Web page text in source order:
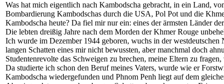
Was hat mich eigentlich nach Kambodscha gebracht, in ein Land,
Bombardierung Kambodschas durch die USA, Pol Pot und die
Kambodscha heute? Da fiel mir nur ein: eines der ärmsten Länder
Die lebten dreißig Jahre nach dem Morden der Khmer Rouge
Ich wurde im Dezember 1944 geboren, wuchs in der
langen Schatten eines mir nicht bewussten, aber manchmal doch
Studentenrevolte das Schweigen zu brechen, meine Eltern zu
Da studierte ich schon den Beruf meines Vaters, wurde wie er
Kambodscha wiedergefunden und Phnom Penh liegt auf dem